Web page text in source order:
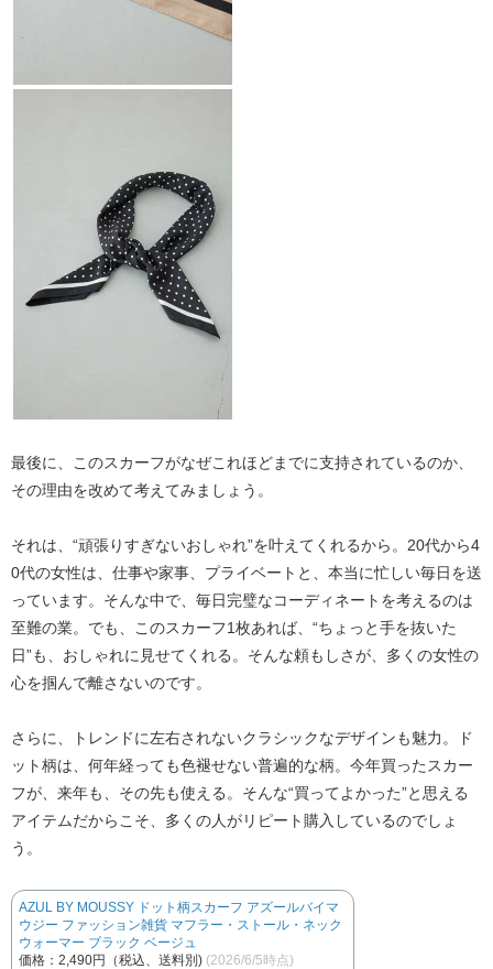
最後に、このスカーフがなぜこれほどまでに支持されているのか、
その理由を改めて考えてみましょう。
それは、 “頑張りすぎないおしゃれ”を叶えてくれるから 。20代から4
0代の女性は、仕事や家事、プライベートと、本当に忙しい毎日を送
っています。そんな中で、毎日完璧なコーディネートを考えるのは
至難の業。でも、このスカーフ1枚あれば、 “ちょっと手を抜いた
日”も、おしゃれに見せてくれる 。そんな頼もしさが、多くの女性の
心を掴んで離さないのです。
さらに、 トレンドに左右されないクラシックなデザインも魅力。ド
ット柄は、何年経っても色褪せない普遍的な柄。今年買ったスカー
フが、来年も、その先も使える。そんな“買ってよかった”と思える
アイテムだからこそ、多くの人がリピート購入しているのでしょ
う。
AZUL BY MOUSSY ドット柄スカーフ アズールバイマ
ウジー ファッション雑貨 マフラー・ストール・ネック
ウォーマー ブラック ベージュ
価格：2,490円（税込、送料別) (2026/6/5時点)